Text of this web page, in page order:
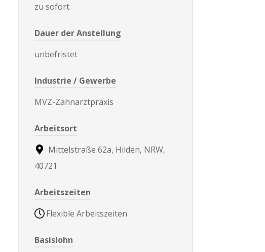
zu sofort
Dauer der Anstellung
unbefristet
Industrie / Gewerbe
MVZ-Zahnarztpraxis
Arbeitsort
Mittelstraße 62a, Hilden, NRW,
40721
Arbeitszeiten
Flexible Arbeitszeiten
Basislohn